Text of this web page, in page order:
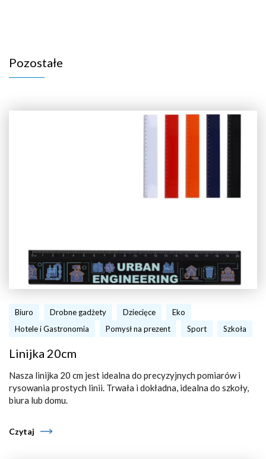
Pozostałe
Biuro Drobne gadżety Dziecięce
Eko
Hotele i Gastronomia
Pomysł na prezent Sport Szkoła
Linijka 20cm
Nasza linijka 20 cm jest idealna do precyzyjnych pomiarów i
rysowania prostych linii. Trwała i dokładna, idealna do szkoły,
biura lub domu.
Czytaj